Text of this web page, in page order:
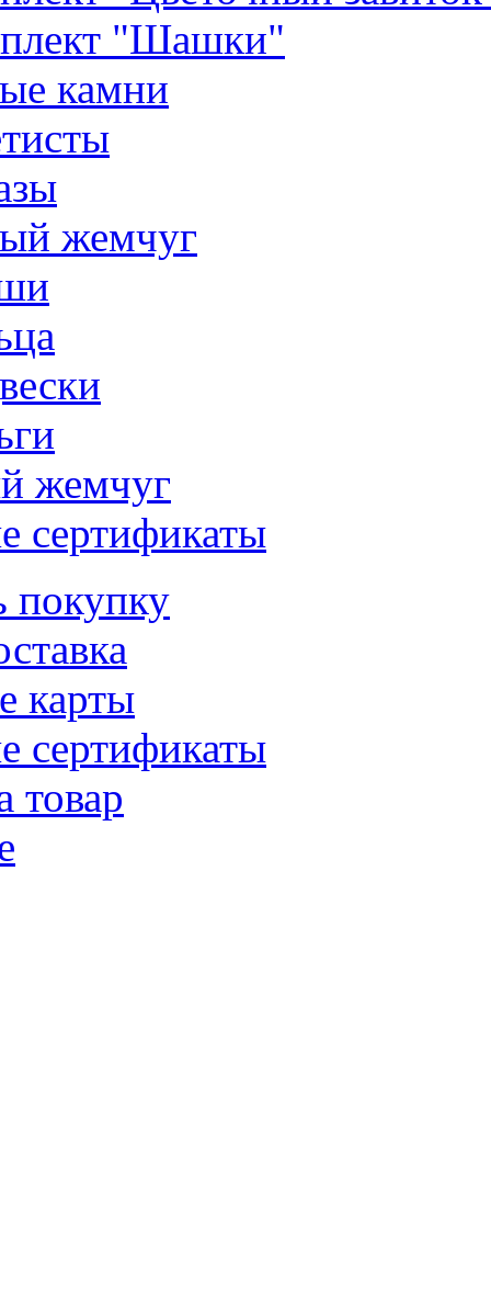
"Шашки"
камни
жемчуг
жемчуг
сертификаты
покупку
карты
сертификаты
товар